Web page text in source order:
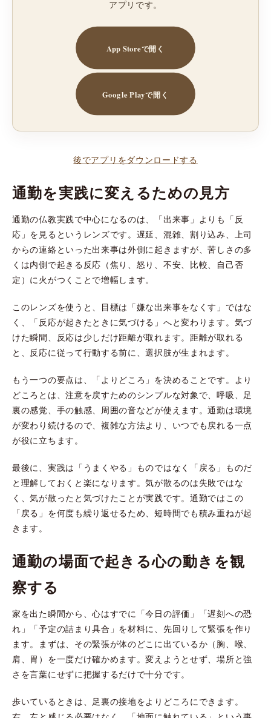
アプリです。
App Storeで開く
Google Playで開く
後でアプリをダウンロードする
通勤を実践に変えるための見方
通勤の仏教実践で中心になるのは、「出来事」よりも「反
応」を見るというレンズです。遅延、混雑、割り込み、上司
からの連絡といった出来事は外側に起きますが、苦しさの多
くは内側で起きる反応（焦り、怒り、不安、比較、自己否
定）に火がつくことで増幅します。
このレンズを使うと、目標は「嫌な出来事をなくす」ではな
く、「反応が起きたときに気づける」へと変わります。気づ
けた瞬間、反応は少しだけ距離が取れます。距離が取れる
と、反応に従って行動する前に、選択肢が生まれます。
もう一つの要点は、「よりどころ」を決めることです。より
どころとは、注意を戻すためのシンプルな対象で、呼吸、足
裏の感覚、手の触感、周囲の音などが使えます。通勤は環境
が変わり続けるので、複雑な方法より、いつでも戻れる一点
が役に立ちます。
最後に、実践は「うまくやる」ものではなく「戻る」ものだ
と理解しておくと楽になります。気が散るのは失敗ではな
く、気が散ったと気づけたことが実践です。通勤ではこの
「戻る」を何度も繰り返せるため、短時間でも積み重ねが起
きます。
通勤の場面で起きる心の動きを観
察する
家を出た瞬間から、心はすでに「今日の評価」「遅刻への恐
れ」「予定の詰まり具合」を材料に、先回りして緊張を作り
ます。まずは、その緊張が体のどこに出ているか（胸、喉、
肩、胃）を一度だけ確かめます。変えようとせず、場所と強
さを言葉にせずに把握するだけで十分です。
歩いているときは、足裏の接地をよりどころにできます。